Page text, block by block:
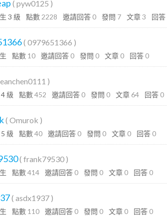
( pyw0125 )
3 級 點數 2228 邀請回答 0 發問 7 文章3 回答
( 0979651366 )
點數 10 邀請回答 0 發問 0 文章 0 回答 0
)
級 點數452 邀請回答 0 發問 0 文章 64 回答 0
( Omurok )
級 點數40 邀請回答 0 發問 0 文章 0 回答 0
( frank79530 )
點數414 邀請回答 0 發問 0 文章 0 回答 0
( asdx1937 )
點數 110 邀請回答 0 發問 0 文章 0 回答 0